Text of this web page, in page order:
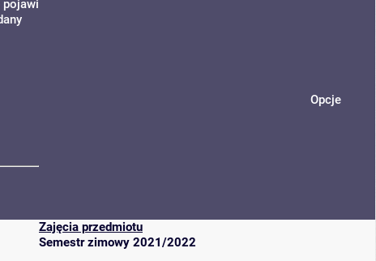
pojawi
Opcje
Zajęcia przedmiotu
Semestr zimowy 2021/2022